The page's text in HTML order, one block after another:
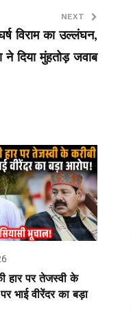
NEXT
विराम का उल्लंघन,
ने दिया मुंहतोड़ जवाब
हार पर तेजस्वी के
भाई वीरेंदर का बड़ा